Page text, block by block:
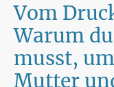
Vom
Warum
musst,
Mutter